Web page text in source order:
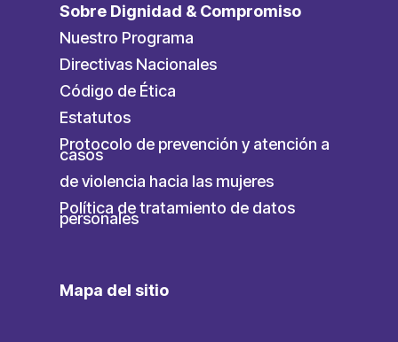
Sobre Dignidad & Compromiso
Nuestro Programa
Directivas Nacionales
Código de Ética
Estatutos
Protocolo de prevención y atención a
casos
de violencia hacia las mujeres
Política de tratamiento de datos
personales
Mapa del sitio